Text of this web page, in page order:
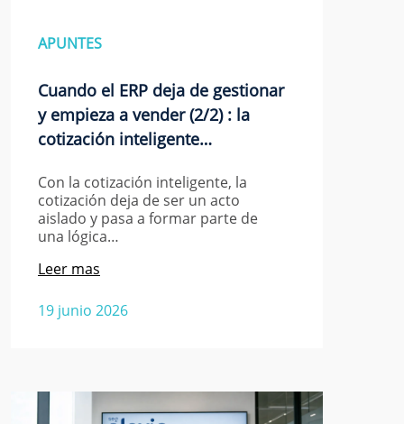
APUNTES
Cuando el ERP deja de gestionar
y empieza a vender (2/2) : la
cotización inteligente…
Con la cotización inteligente, la
cotización deja de ser un acto
aislado y pasa a formar parte de
una lógica…
19 junio 2026
Leer mas